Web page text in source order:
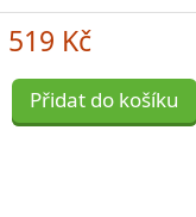
519 Kč
Přidat do košíku